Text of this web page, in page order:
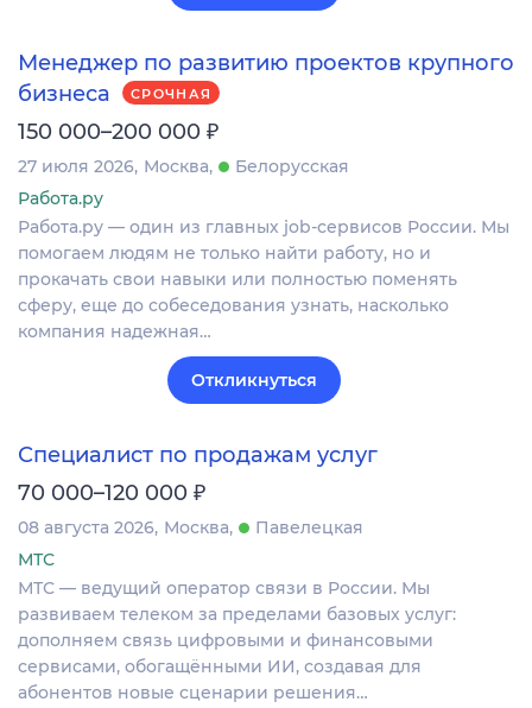
Менеджер по развитию проектов крупного
бизнеса
СРОЧНАЯ
150 000–200 000 ₽
27 июля 2026 Москва
Белорусская
Работа.ру
Работа.ру — один из главных job-сервисов России. Мы
помогаем людям не только найти работу, но и
прокачать свои навыки или полностью поменять
сферу, еще до собеседования узнать, насколько
компания надежная…
Откликнуться
Специалист по продажам услуг
70 000–120 000 ₽
08 августа 2026 Москва
Павелецкая
МТС
МТС — ведущий оператор связи в России. Мы
развиваем телеком за пределами базовых услуг:
дополняем связь цифровыми и финансовыми
сервисами, обогащёнными ИИ, создавая для
абонентов новые сценарии решения…